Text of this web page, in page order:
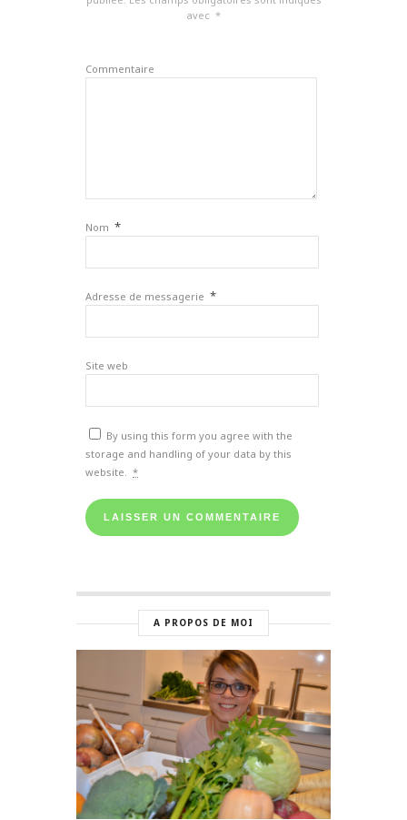
avec *
Commentaire
Nom *
Adresse de messagerie *
Site web
By using this form you agree with the
storage and handling of your data by this
website. *
A PROPOS DE MOI